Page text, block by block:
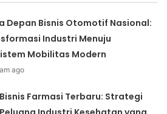
Depan Bisnis Otomotif Nasional:
Industri Menuju
Mobilitas Modern
ago
Farmasi Terbaru: Strategi